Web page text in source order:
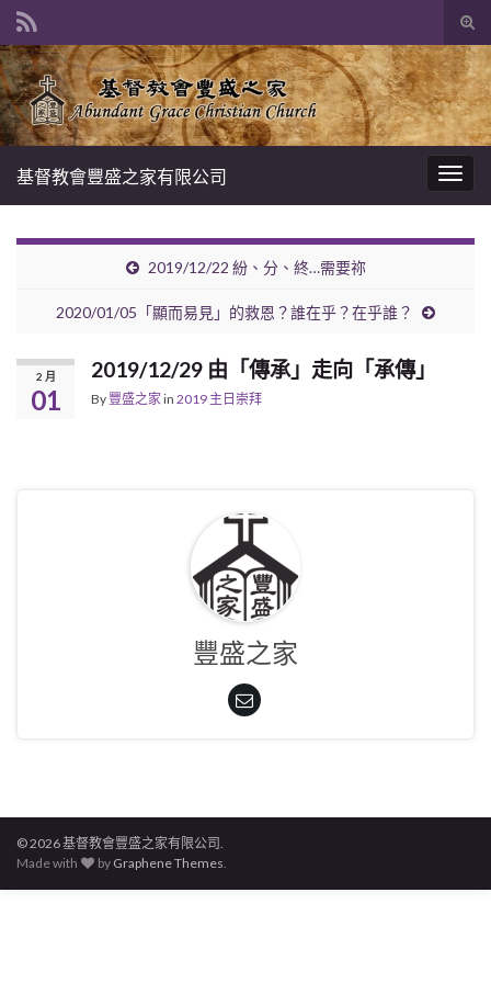
Search for:
基督教會豐盛之家有限公司
2019/12/22 紛、分、終…需要祢
2020/01/05「顯而易見」的救恩？誰在乎？在乎誰？
2 月
01
2019/12/29 由「傳承」走向「承傳」
By 豐盛之家in 2019 主日崇拜
豐盛之家
© 2026 基督教會豐盛之家有限公司.
Made with
by Graphene Themes.